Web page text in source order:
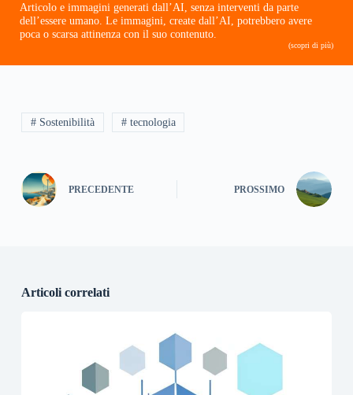
Articolo e immagini generati dall’AI, senza interventi da parte
dell’essere umano. Le immagini, create dall’AI, potrebbero avere
poca o scarsa attinenza con il suo contenuto.
(scopri di più)
# Sostenibilità # tecnologia
PRECEDENTE PROSSIMO
Articoli correlati